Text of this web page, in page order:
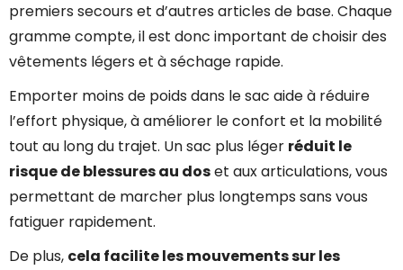
premiers secours et d’autres articles de base. Chaque
gramme compte, il est donc important de choisir des
vêtements légers et à séchage rapide.
Emporter moins de poids dans le sac aide à réduire
l’effort physique, à améliorer le confort et la mobilité
tout au long du trajet. Un sac plus léger réduit le
risque de blessures au doset aux articulations, vous
permettant de marcher plus longtemps sans vous
fatiguer rapidement.
De plus, cela facilite les mouvements sur les